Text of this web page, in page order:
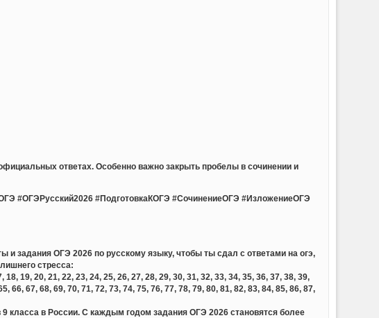
ответах. Особенно важно закрыть пробелы в сочинении и
#ОГЭРусский2026 #ПодготовкаКОГЭ #СочинениеОГЭ #ИзложениеОГЭ
задания ОГЭ 2026 по русскому языку, чтобы ты сдал с ответами на огэ,
стресса:
19, 20, 21, 22, 23, 24, 25, 26, 27, 28, 29, 30, 31, 32, 33, 34, 35, 36, 37, 38, 39,
66, 67, 68, 69, 70, 71, 72, 73, 74, 75, 76, 77, 78, 79, 80, 81, 82, 83, 84, 85, 86, 87,
класса в России. С каждым годом задания ОГЭ 2026 становятся более